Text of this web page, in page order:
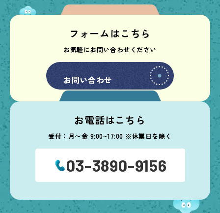
フォームはこちら
お気軽にお問い合わせください
お問い合わせ
お問い合わせ
お電話はこちら
受付：月〜金 9:00~17:00 ※休業日を除く
03-3890-9156